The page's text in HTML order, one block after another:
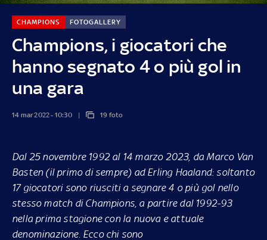
Champions, i giocatori che
hanno segnato 4 o più gol in
una gara
CHAMPIONS FOTOGALLERY
14 mar 2022 - 10:30 19 foto
Dal 25 novembre 1992 al 14 marzo 2023, da Marco Van
Basten (il primo di sempre) ad Erling Haaland: soltanto
17 giocatori sono riusciti a segnare 4 o più gol nello
stesso match di Champions, a partire dal 1992-93
nella prima stagione con la nuova e attuale
denominazione. Ecco chi sono